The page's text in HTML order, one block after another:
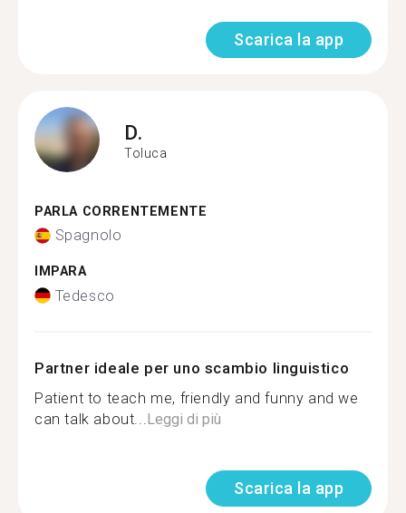
Scarica la app
D.
Toluca
PARLA CORRENTEMENTE
Spagnolo
IMPARA
Tedesco
Partner ideale per uno scambio linguistico
Patient to teach me, friendly and funny and we
can talk about... Leggi di più
Scarica la app